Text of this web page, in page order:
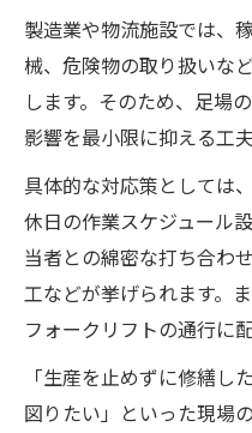
製造業や物流施設では、
械、危険物の取り扱いな
します。そのため、足場
影響を最小限に抑える工
具体的な対応策としては
休日の作業スケジュール
当者との綿密な打ち合わ
工などが挙げられます。
フォークリフトの通行に
「生産を止めずに修繕し
図りたい」といった現場